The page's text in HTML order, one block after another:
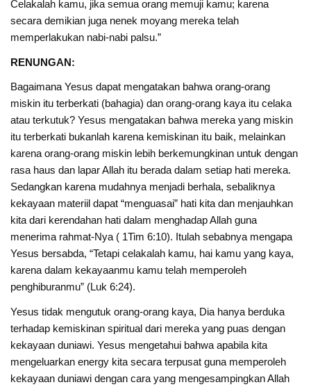
Celakalah kamu, jika semua orang memuji kamu; karena
secara demikian juga nenek moyang mereka telah
memperlakukan nabi-nabi palsu.”
RENUNGAN:
Bagaimana Yesus dapat mengatakan bahwa orang-orang
miskin itu terberkati (bahagia) dan orang-orang kaya itu celaka
atau terkutuk? Yesus mengatakan bahwa mereka yang miskin
itu terberkati bukanlah karena kemiskinan itu baik, melainkan
karena orang-orang miskin lebih berkemungkinan untuk dengan
rasa haus dan lapar Allah itu berada dalam setiap hati mereka.
Sedangkan karena mudahnya menjadi berhala, sebaliknya
kekayaan materiil dapat “menguasai” hati kita dan menjauhkan
kita dari kerendahan hati dalam menghadap Allah guna
menerima rahmat-Nya ( 1Tim 6:10). Itulah sebabnya mengapa
Yesus bersabda, “Tetapi celakalah kamu, hai kamu yang kaya,
karena dalam kekayaanmu kamu telah memperoleh
penghiburanmu” (Luk 6:24).
Yesus tidak mengutuk orang-orang kaya, Dia hanya berduka
terhadap kemiskinan spiritual dari mereka yang puas dengan
kekayaan duniawi. Yesus mengetahui bahwa apabila kita
mengeluarkan energy kita secara terpusat guna memperoleh
kekayaan duniawi dengan cara yang mengesampingkan Allah